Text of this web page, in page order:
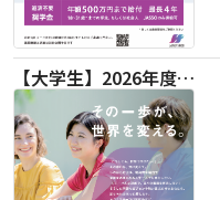
【大学生】2026年度 しのはら財団 アメリカ・イギリス・カナダ英語留学奨学金